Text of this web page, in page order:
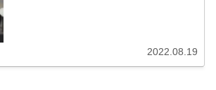
2022.08.19